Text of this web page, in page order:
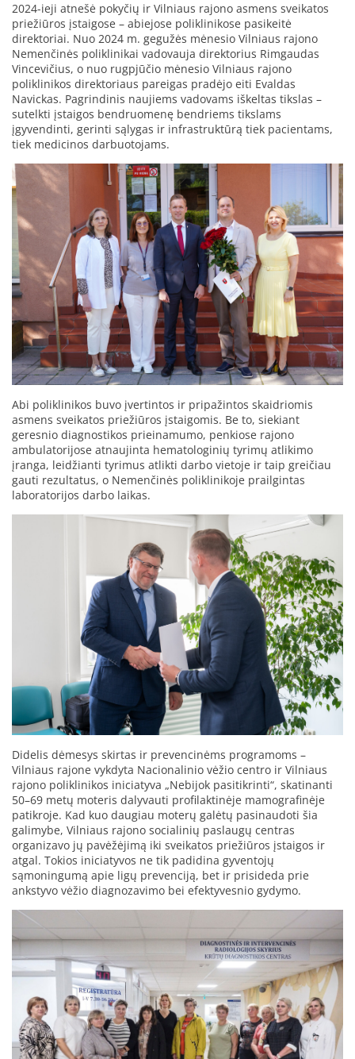
2024-ieji atnešė pokyčių ir Vilniaus rajono asmens sveikatos
priežiūros įstaigose – abiejose poliklinikose pasikeitė
direktoriai. Nuo 2024 m. gegužės mėnesio Vilniaus rajono
Nemenčinės poliklinikai vadovauja direktorius Rimgaudas
Vincevičius, o nuo rugpjūčio mėnesio Vilniaus rajono
poliklinikos direktoriaus pareigas pradėjo eiti Evaldas
Navickas. Pagrindinis naujiems vadovams iškeltas tikslas –
sutelkti įstaigos bendruomenę bendriems tikslams
įgyvendinti, gerinti sąlygas ir infrastruktūrą tiek pacientams,
tiek medicinos darbuotojams.
Abi poliklinikos buvo įvertintos ir pripažintos skaidriomis
asmens sveikatos priežiūros įstaigomis. Be to, siekiant
geresnio diagnostikos prieinamumo, penkiose rajono
ambulatorijose atnaujinta hematologinių tyrimų atlikimo
įranga, leidžianti tyrimus atlikti darbo vietoje ir taip greičiau
gauti rezultatus, o Nemenčinės poliklinikoje prailgintas
laboratorijos darbo laikas.
Didelis dėmesys skirtas ir prevencinėms programoms –
Vilniaus rajone vykdyta Nacionalinio vėžio centro ir Vilniaus
rajono poliklinikos iniciatyva „Nebijok pasitikrinti“, skatinanti
50–69 metų moteris dalyvauti profilaktinėje mamografinėje
patikroje. Kad kuo daugiau moterų galėtų pasinaudoti šia
galimybe, Vilniaus rajono socialinių paslaugų centras
organizavo jų pavėžėjimą iki sveikatos priežiūros įstaigos ir
atgal. Tokios iniciatyvos ne tik padidina gyventojų
sąmoningumą apie ligų prevenciją, bet ir prisideda prie
ankstyvo vėžio diagnozavimo bei efektyvesnio gydymo.